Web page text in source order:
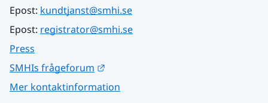
Epost: kundtjanst@smhi.se
Epost: registrator@smhi.se
Press
SMHIs frågeforum
Mer kontaktinformation